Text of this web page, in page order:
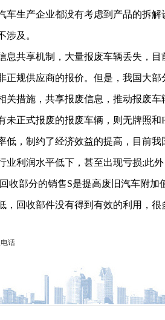
车生产企业都没有考虑到产品的拆
涉及。
息共享机制，大量报废车辆丢失，
正规供应商的报价。但是，我国大
关措施，共享报废信息，推动报废
未正式报废的报废车辆，则无牌照和
低，制约了经济效益的提高，目前
业利润水平低下，甚至出现亏损;此
收部分的销售S是提高废旧汽车附
，回收部件没有得到有效的利用，很
话